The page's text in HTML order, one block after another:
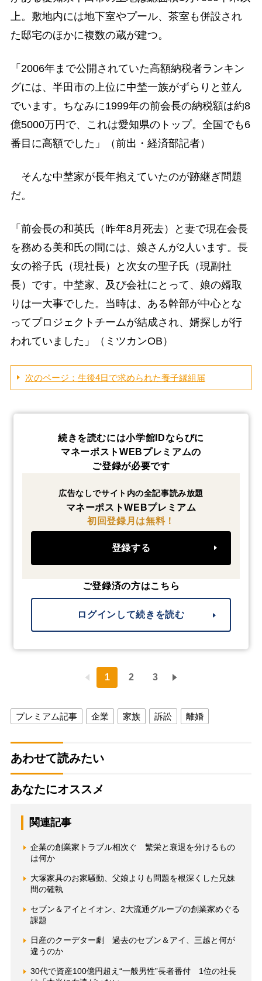
上。敷地内には地下室やプール、茶室も併設され
た邸宅のほかに複数の蔵が建つ。
「2006年まで公開されていた高額納税者ランキン
グには、半田市の上位に中埜一族がずらりと並ん
でいます。ちなみに1999年の前会長の納税額は約8
億5000万円で、これは愛知県のトップ。全国でも6
番目に高額でした」（前出・経済部記者）
そんな中埜家が長年抱えていたのが跡継ぎ問題
だ。
「前会長の和英氏（昨年8月死去）と妻で現在会長
を務める美和氏の間には、娘さんが2人います。長
女の裕子氏（現社長）と次女の聖子氏（現副社
長）です。中埜家、及び会社にとって、娘の婿取
りは一大事でした。当時は、ある幹部が中心とな
ってプロジェクトチームが結成され、婿探しが行
われていました」（ミツカンOB）
次のページ：生後4日で求められた養子縁組届
続きを読むには小学館IDならびに
マネーポストWEBプレミアムの
ご登録が必要です
広告なしでサイト内の全記事読み放題
マネーポストWEBプレミアム
初回登録月は無料！
登録する
ご登録済の方はこちら
ログインして続きを読む
1 2 3
プレミアム記事 企業 家族 訴訟 離婚
あわせて読みたい
あなたにオススメ
関連記事
企業の創業家トラブル相次ぐ 繁栄と衰退を分けるもの
は何か
大塚家具のお家騒動、父娘よりも問題を根深くした兄妹
間の確執
セブン＆アイとイオン、2大流通グループの創業家めぐる
課題
日産のクーデター劇 過去のセブン＆アイ、三越と何が
違うのか
30代で資産100億円超え“一般男性”長者番付 1位の社長